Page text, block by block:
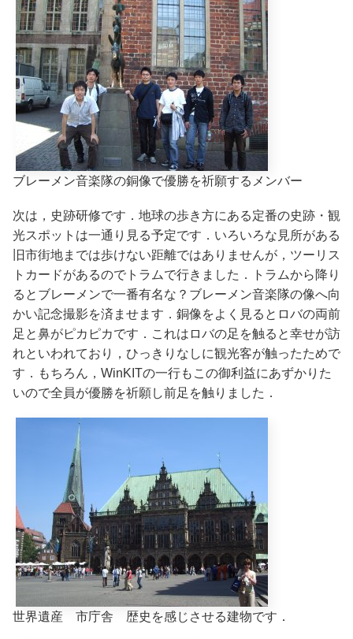
ブレーメン音楽隊の銅像で優勝を祈願するメンバー
次は，史跡研修です．地球の歩き方にある定番の史跡・観
光スポットは一通り見る予定です．いろいろな見所がある
旧市街地までは歩けない距離ではありませんが，ツーリス
トカードがあるのでトラムで行きました．トラムから降り
るとブレーメンで一番有名な？ブレーメン音楽隊の像へ向
かい記念撮影を済ませます．銅像をよく見るとロバの両前
足と鼻がピカピカです．これはロバの足を触ると幸せが訪
れといわれており，ひっきりなしに観光客が触ったためで
す．もちろん，WinKITの一行もこの御利益にあずかりた
いので全員が優勝を祈願し前足を触りました．
世界遺産 市庁舎 歴史を感じさせる建物です．